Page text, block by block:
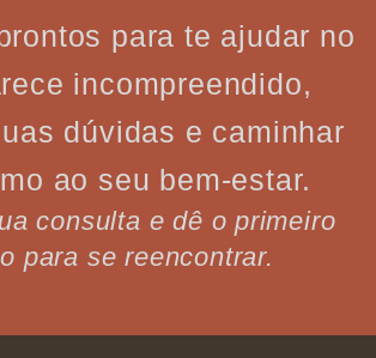
para te ajudar no
incompreendido,
dúvidas e caminhar
ao seu bem-estar.
consulta e dê o primeiro
para se reencontrar.